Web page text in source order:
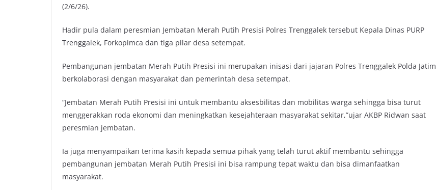
(2/6/26).
Hadir pula dalam peresmian Jembatan Merah Putih Presisi Polres Trenggalek tersebut Kepala Dinas PURP
Trenggalek, Forkopimca dan tiga pilar desa setempat.
Pembangunan jembatan Merah Putih Presisi ini merupakan inisasi dari jajaran Polres Trenggalek Polda Jatim
berkolaborasi dengan masyarakat dan pemerintah desa setempat.
“Jembatan Merah Putih Presisi ini untuk membantu aksesbilitas dan mobilitas warga sehingga bisa turut
menggerakkan roda ekonomi dan meningkatkan kesejahteraan masyarakat sekitar,”ujar AKBP Ridwan saat
peresmian jembatan.
Ia juga menyampaikan terima kasih kepada semua pihak yang telah turut aktif membantu sehingga
pembangunan jembatan Merah Putih Presisi ini bisa rampung tepat waktu dan bisa dimanfaatkan
masyarakat.